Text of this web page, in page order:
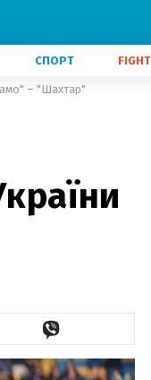
СПОРТ FIGHT
– "Шахтар"